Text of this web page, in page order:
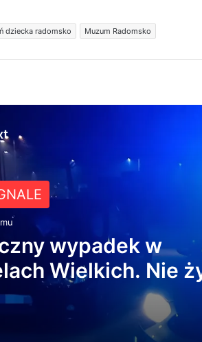
dziecka radomsko Muzum Radomsko
wypadek w
Wielkich. Nie
MIASTA
90 tys. zł na
PUP w
nabór wniosków